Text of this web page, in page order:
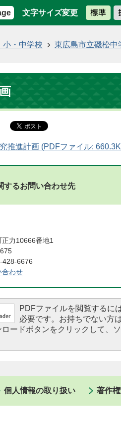
文字サイズ変更
小・中学校 東広島市立磯松中
推進計画 (PDFファイル:
するお問い合わせ先
力10666番地1
428-6676
合わせ
PDFファイルを閲覧するに
必要です。お持ちでない方
ードボタンをクリックして、
個人情報の取り扱い 著作